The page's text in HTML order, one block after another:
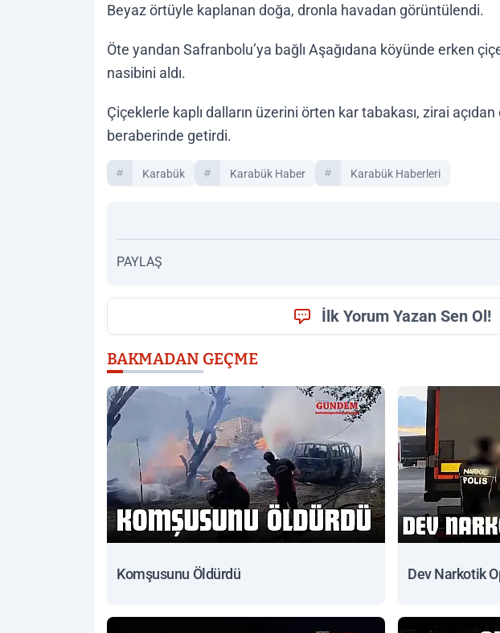
Beyaz örtüyle kaplanan doğa, dronla havadan görüntülendi.
Öte yandan Safranbolu’ya bağlı Aşağıdana köyünde erken
nasibini aldı.
Çiçeklerle kaplı dalların üzerini örten kar tabakası, zirai
beraberinde getirdi.
Karabük Karabük Haber Karabük Haberleri
PAYLAŞ
İlk Yorum Yazan Sen Ol!
BAKMADAN GEÇME
Komşusunu Öldürdü Dev Narkotik